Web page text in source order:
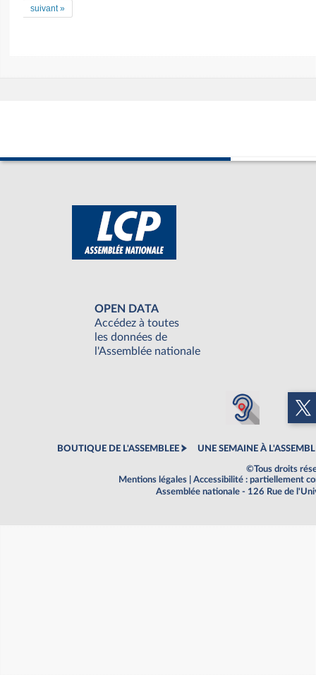
suivant »
OPEN DATA
Accédez à toutes
les données de
l'Assemblée nationale
BOUTIQUE DE L'ASSEMBLEE UNE SEMAINE À
©Tous droits
Mentions légales
Accessibilité : partiellement
Assemblée nationale - 126 Rue de